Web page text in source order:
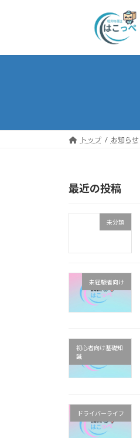
トップ お知らせ
最近の投稿
未分類
未経験者向け
初心者向け基礎知
識
ドライバーライフ